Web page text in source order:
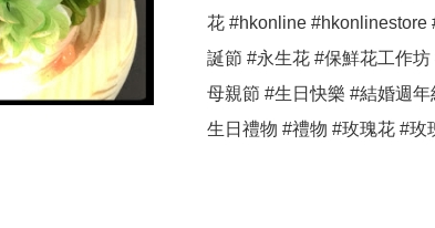
花 #hkonline #hkonlinestore
誕節 #永生花 #保鮮花工作
母親節 #生日快樂 #結婚週
生日禮物 #禮物 #玫瑰花 #玫